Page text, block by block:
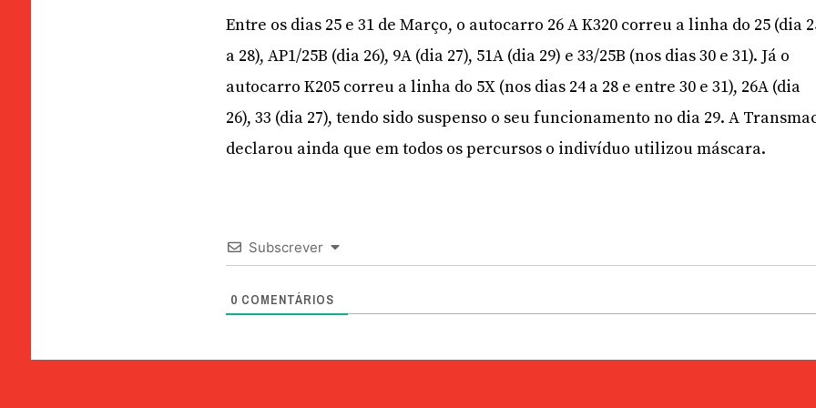
Entre os dias 25 e 31 de Março, o autocarro 26 A K320 correu a linha do 25 (dia
a 28), AP1/25B (dia 26), 9A (dia 27), 51A (dia 29) e 33/25B (nos dias 30 e 31). Já o
autocarro K205 correu a linha do 5X (nos dias 24 a 28 e entre 30 e 31), 26A (dia
26), 33 (dia 27), tendo sido suspenso o seu funcionamento no dia 29. A
declarou ainda que em todos os percursos o indivíduo utilizou máscara.
Subscrever
0 COMENTÁRIOS